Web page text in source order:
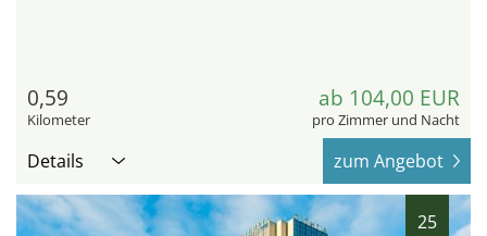
0,59
Kilometer
ab 104,00 EUR
pro Zimmer und Nacht
Details zum Angebot
25